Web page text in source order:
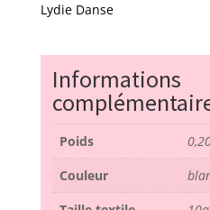
Lydie Danse
Informations
Poids
Couleur